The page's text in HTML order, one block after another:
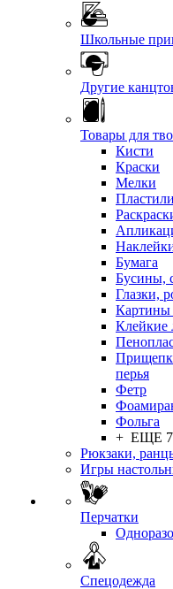
Школьные
Другие
Товары для
Кисти
Краски
Мелки
Бумага
Бусины,
Глазки,
Картины
Клейкие
перья
Фетр
Фольга
+ ЕЩЕ 7
Рюкзаки,
Игры
Перчатки
Спецодежда